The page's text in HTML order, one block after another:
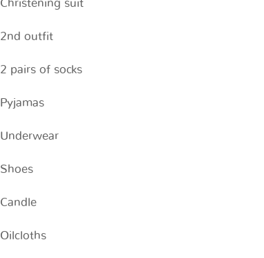
Christening suit
2nd outfit
2 pairs of socks
Pyjamas
Underwear
Shoes
Candle
Oilcloths